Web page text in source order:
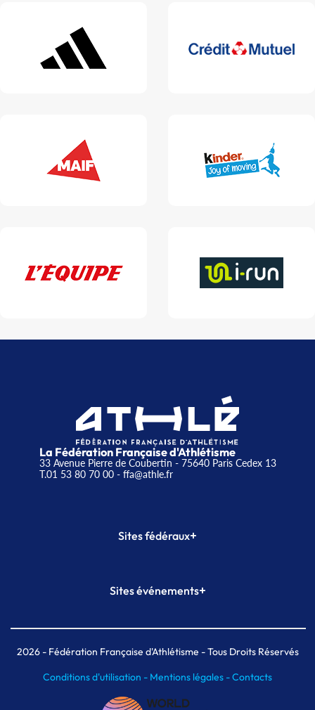
La Fédération Française d'Athlétisme
33 Avenue Pierre de Coubertin - 75640 Paris Cedex 13
T.01 53 80 70 00- ffa@athle.fr
Sites fédéraux+
Plateforme Formation
Sites événements+
Meeting de Paris indoor
MAIF Ekiden de Paris
2026- Fédération Française d'Athlétisme - Tous Droits Réservés
Conditions d'utilisation - Mentions légales -Contacts